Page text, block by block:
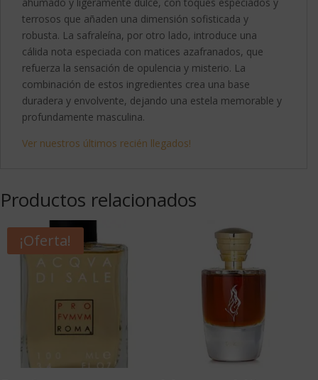
terrosos que añaden una dimensión sofisticada y
robusta. La safraleína, por otro lado, introduce una
cálida nota especiada con matices azafranados, que
refuerza la sensación de opulencia y misterio. La
combinación de estos ingredientes crea una base
duradera y envolvente, dejando una estela memorable y
profundamente masculina.
Ver nuestros últimos recién llegados!
Productos relacionados
¡Oferta!